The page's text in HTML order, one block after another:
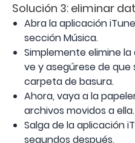
Solución 3: eliminar
Abra la aplicación
sección Música.
Simplemente elimine
ve y asegúrese de que
carpeta de basura.
Ahora, vaya a la
archivos movidos a ella.
Salga de la aplicación
segundos después.